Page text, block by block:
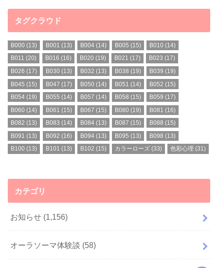
タグクラウド
B000 (13) B001 (13) B004(14) B005 (15) B010 (14)
B011 (20) B016 (16) B020 (19) B021 (17) B023 (17)
B026 (17) B030 (13) B032 (13) B038 (19) B039 (19)
B045 (15) B047 (17) B050 (14) B051 (14) B052 (15)
B054 (19) B055 (14) B057 (14) B058 (15) B059 (17)
B060 (14) B061 (15) B067 (15) B080 (19) B081 (16)
B082 (13) B083 (14) B084(13) B087 (15) B088 (15)
B091 (13) B092 (16) B094(13) B095 (13) B098 (13)
B100 (13) B101 (13) B102 (15) カラーローズ (33) 色彩心理 (31)
カテゴリ
お知らせ (1,156)
オーラソーマ体験談 (58)